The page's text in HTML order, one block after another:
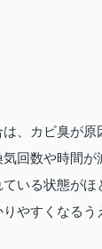
、カビ臭が原
回数や時間が
いる状態がほ
やすくなる